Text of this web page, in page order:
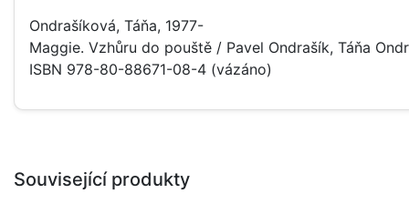
Ondrašíková, Táňa, 1977-
Maggie. Vzhůru do pouště / Pavel Ondrašík, Táňa
ISBN 978-80-88671-08-4 (vázáno)
Související produkty